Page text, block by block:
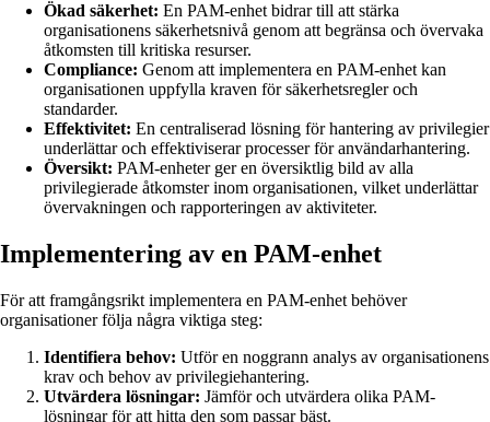
Ökad säkerhet: En PAM-enhet bidrar till att stärka
organisationens säkerhetsnivå genom att begränsa och övervaka
åtkomsten till kritiska resurser.
Compliance: Genom att implementera en PAM-enhet kan
organisationen uppfylla kraven för säkerhetsregler och
standarder.
Effektivitet: En centraliserad lösning för hantering av privilegier
underlättar och effektiviserar processer för användarhantering.
Översikt: PAM-enheter ger en översiktlig bild av alla
privilegierade åtkomster inom organisationen, vilket underlättar
övervakningen och rapporteringen av aktiviteter.
Implementering av en PAM-enhet
För att framgångsrikt implementera en PAM-enhet behöver
organisationer följa några viktiga steg:
Identifiera behov: Utför en noggrann analys av organisationens
krav och behov av privilegiehantering.
Utvärdera lösningar: Jämför och utvärdera olika PAM-
lösningar för att hitta den som passar bäst.